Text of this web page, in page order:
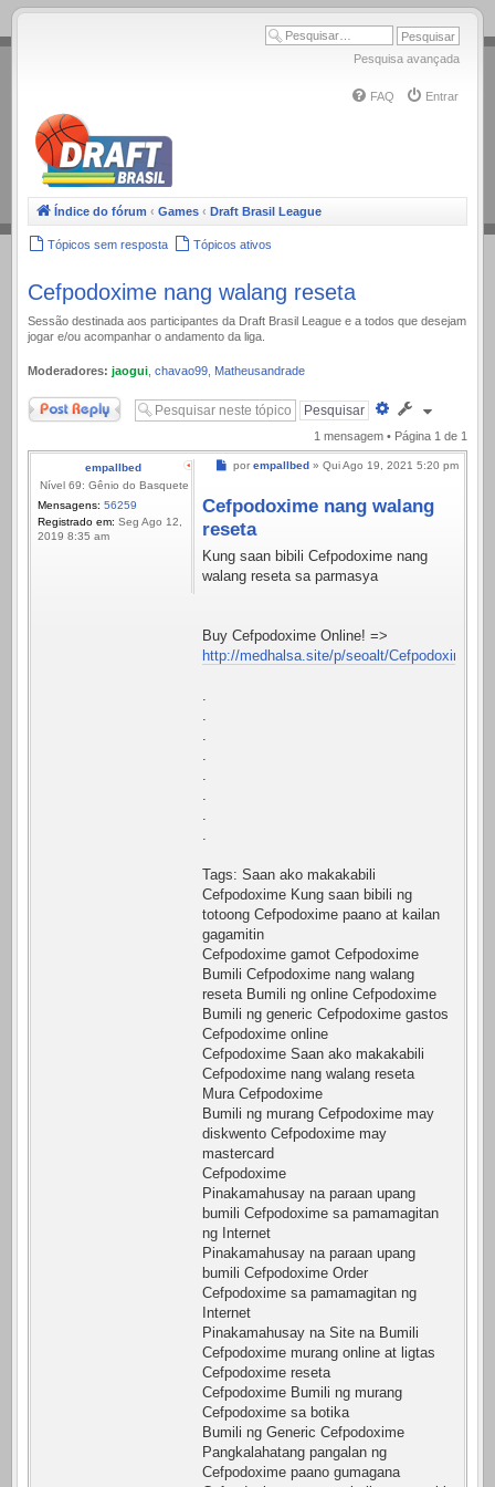
.
Pesquisa avançada
FAQ Entrar
Índice do fórum ‹ Games ‹ Draft Brasil League
Tópicos sem resposta Tópicos ativos
Cefpodoxime nang walang reseta
Sessão destinada aos participantes da Draft Brasil League e a todos que desejam
jogar e/ou acompanhar o andamento da liga.
Moderadores: jaogui chavao99 Matheusandrade
Responder
Pesquisa
avançada
1 mensagem • Página 1 de 1
empallbed
Nível 69: Gênio do Basquete
Mensagens: 56259
Registrado em: Seg Ago 12,
2019 8:35 am
Mensagem
por empallbed » Qui Ago 19, 2021 5:20 pm
Cefpodoxime nang walang
reseta
Kung saan bibili Cefpodoxime nang
walang reseta sa parmasya
Buy Cefpodoxime Online! =>
http://medhalsa.site/p/seoalt/
.
.
.
.
.
.
.
.
Tags: Saan ako makakabili
Cefpodoxime Kung saan bibili ng
totoong Cefpodoxime paano at kailan
gagamitin
Cefpodoxime gamot Cefpodoxime
Bumili Cefpodoxime nang walang
reseta Bumili ng online Cefpodoxime
Bumili ng generic Cefpodoxime gastos
Cefpodoxime online
Cefpodoxime Saan ako makakabili
Cefpodoxime nang walang reseta
Mura Cefpodoxime
Bumili ng murang Cefpodoxime may
diskwento Cefpodoxime may
mastercard
Cefpodoxime
Pinakamahusay na paraan upang
bumili Cefpodoxime sa pamamagitan
ng Internet
Pinakamahusay na paraan upang
bumili Cefpodoxime Order
Cefpodoxime sa pamamagitan ng
Internet
Pinakamahusay na Site na Bumili
Cefpodoxime murang online at ligtas
Cefpodoxime reseta
Cefpodoxime Bumili ng murang
Cefpodoxime sa botika
Bumili ng Generic Cefpodoxime
Pangkalahatang pangalan ng
Cefpodoxime paano gumagana